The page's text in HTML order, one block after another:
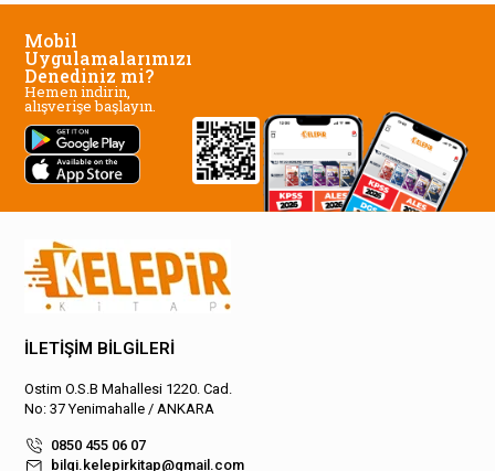
Mobil
Uygulamalarımızı
Denediniz mi?
Hemen indirin,
alışverişe başlayın.
İLETİŞİM BİLGİLERİ
Ostim O.S.B Mahallesi 1220. Cad.
No: 37 Yenimahalle / ANKARA
0850 455 06 07
bilgi.kelepirkitap@gmail.com